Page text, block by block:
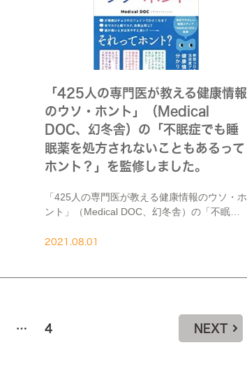
「425人の専門医が教える健康情報
のウソ・ホント」（Medical
DOC、幻冬舎）の「不眠症でも睡
眠薬を処方されないこともあるって
ホント？」を監修しました。
「425人の専門医が教える健康情報のウソ・ホ
ント」（Medical DOC、幻冬舎）の「不眠症
ント？」(p.194-195)を監修しました。 不眠の
2021.08.01
… 4 NEXT